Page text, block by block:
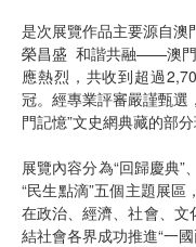
是次展覽作品主要源自澳
榮昌盛 和諧共融——澳門
應熱烈，共收到超過
冠。經專業評審嚴謹甄選
門記憶”文史網典藏的部
展覽內容分為“回歸慶典”
“民生點滴”五個主題展
在政治、經濟、社會、
結社會各界成功推進“一